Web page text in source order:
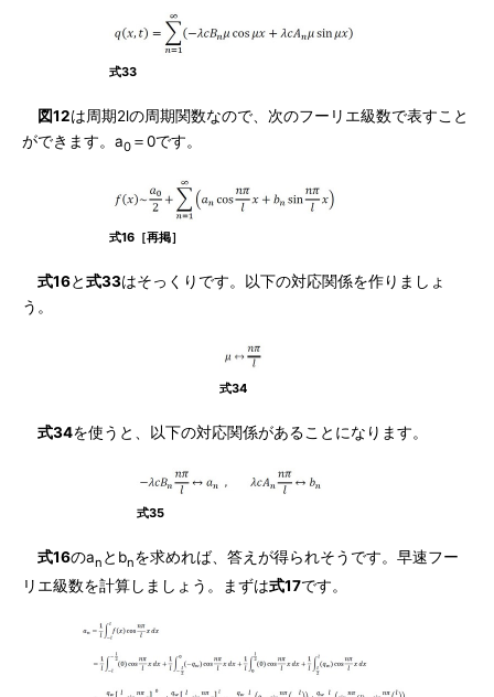
式33
図12は周期2lの周期関数なので、次のフーリエ級数で表すこと
ができます。a0 ＝0です。
式16［再掲］
式16と式33はそっくりです。以下の対応関係を作りましょ
う。
式34
式34を使うと、以下の対応関係があることになります。
式35
式16のan とbnを求めれば、答えが得られそうです。早速フー
リエ級数を計算しましょう。まずは式17です。